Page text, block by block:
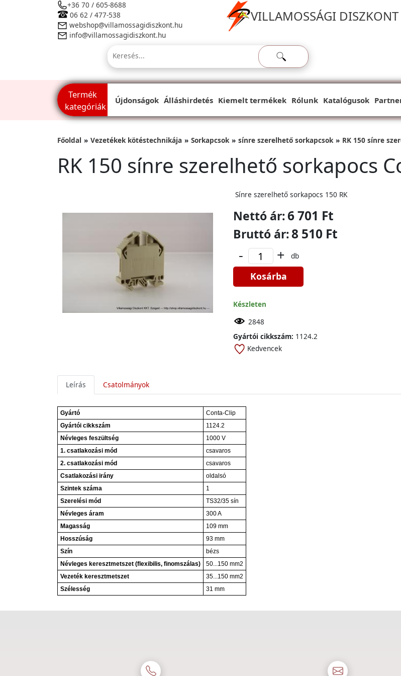
+36 70 / 605-8688
06 62 / 477-538
webshop@villamossagidiszkont.hu
info@villamossagidiszkont.hu
VILLAMOSSÁGI DISZKONT
Termék
kategóriák
Újdonságok Álláshirdetés Kiemelt termékek Rólunk Katalógusok
Főoldal Vezetékek kötéstechnikája Sorkapcsok sínre szerelhető sorkapcsok RK 150 sínre
RK 150 sínre szerelhető sorkapocs
Sínre szerelhető sorkapocs 150 RK
Nettó ár:6 701 Ft
Bruttó ár:8 510 Ft
- + db
Kosárba
Készleten
2848
Gyártói cikkszám: 1124.2
Kedvencek
Leírás Csatolmányok
Gyártó
Conta-Clip
Gyártói cikkszám
1124.2
Névleges feszültség
1000 V
1. csatlakozási mód
csavaros
2. csatlakozási mód
csavaros
Csatlakozási irány
oldalsó
Szintek száma
1
Szerelési mód
TS32/35 sín
Névleges áram
300 A
Magasság
109 mm
Hosszúság
93 mm
Szín
bézs
Névleges keresztmetszet (flexibilis, finomszálas)
50...150 mm2
Vezeték keresztmetszet
35...150 mm2
Szélesség
31 mm